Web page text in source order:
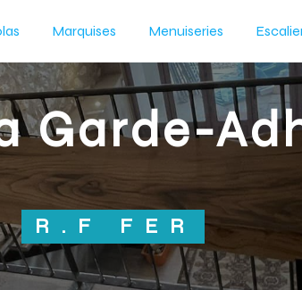
Marquises Menuiseries
Garde-
R.F FER